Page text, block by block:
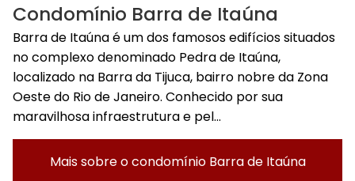
Condomínio Barra de Itaúna
Barra de Itaúna é um dos famosos edifícios situados
no complexo denominado Pedra de Itaúna,
localizado na Barra da Tijuca, bairro nobre da Zona
Oeste do Rio de Janeiro. Conhecido por sua
maravilhosa infraestrutura e pel...
Mais sobre o condomínio Barra de Itaúna